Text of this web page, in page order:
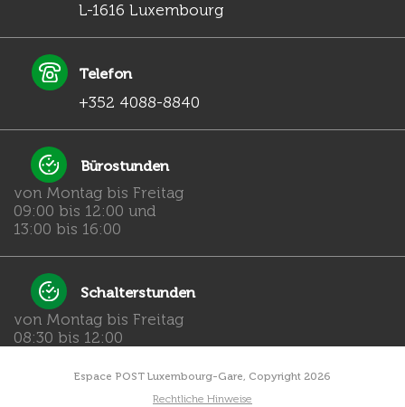
L-1616 Luxembourg
Telefon
+352 4088-8840
Bürostunden
von Montag bis Freitag
09:00 bis 12:00 und
13:00 bis 16:00
Schalterstunden
von Montag bis Freitag
08:30 bis 12:00